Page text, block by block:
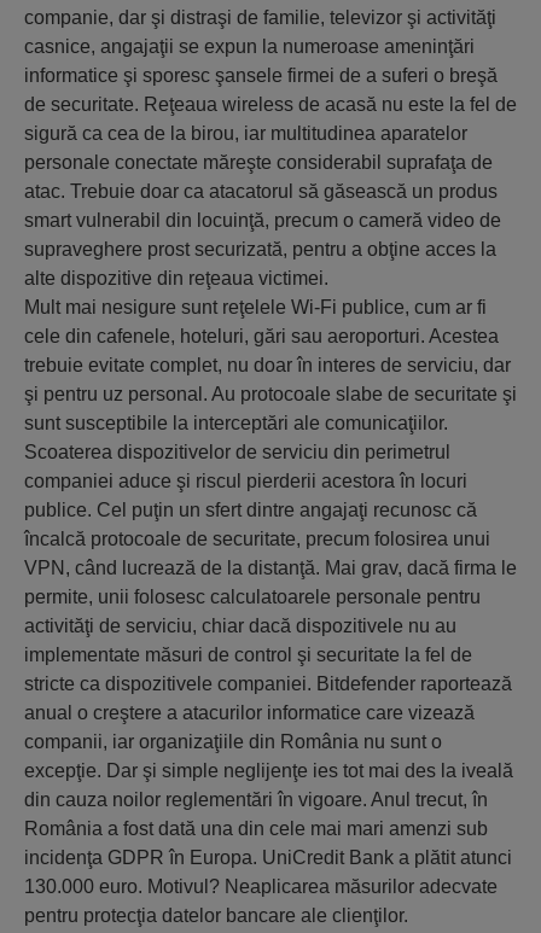
companie, dar şi distraşi de familie, televizor şi activităţi
casnice, angajaţii se expun la numeroase ameninţări
informatice şi sporesc şansele firmei de a suferi o breşă
de securitate. Reţeaua wireless de acasă nu este la fel de
sigură ca cea de la birou, iar multitudinea aparatelor
personale conectate măreşte considerabil suprafaţa de
atac. Trebuie doar ca atacatorul să găsească un produs
smart vulnerabil din locuinţă, precum o cameră video de
supraveghere prost securizată, pentru a obţine acces la
alte dispozitive din reţeaua victimei.
Mult mai nesigure sunt reţelele Wi-Fi publice, cum ar fi
cele din cafenele, hoteluri, gări sau aeroporturi. Acestea
trebuie evitate complet, nu doar în interes de serviciu, dar
şi pentru uz personal. Au protocoale slabe de securitate şi
sunt susceptibile la interceptări ale comunicaţiilor.
Scoaterea dispozitivelor de serviciu din perimetrul
companiei aduce şi riscul pierderii acestora în locuri
publice. Cel puţin un sfert dintre angajaţi recunosc că
încalcă protocoale de securitate, precum folosirea unui
VPN, când lucrează de la distanţă. Mai grav, dacă firma le
permite, unii folosesc calculatoarele personale pentru
activităţi de serviciu, chiar dacă dispozitivele nu au
implementate măsuri de control şi securitate la fel de
stricte ca dispozitivele companiei. Bitdefender raportează
anual o creştere a atacurilor informatice care vizează
companii, iar organizaţiile din România nu sunt o
excepţie. Dar şi simple neglijenţe ies tot mai des la iveală
din cauza noilor reglementări în vigoare. Anul trecut, în
România a fost dată una din cele mai mari amenzi sub
incidenţa GDPR în Europa. UniCredit Bank a plătit atunci
130.000 euro. Motivul? Neaplicarea măsurilor adecvate
pentru protecţia datelor bancare ale clienţilor.